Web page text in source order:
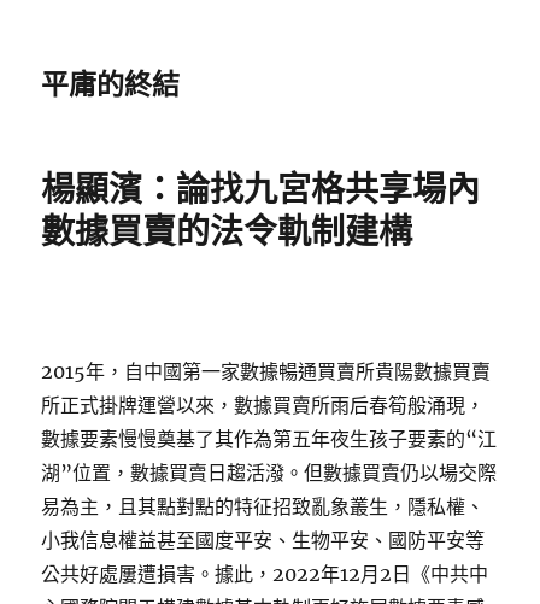
平庸的終結
楊顯濱：論找九宮格共享場內
數據買賣的法令軌制建構
2015年，自中國第一家數據暢通買賣所貴陽數據買賣
所正式掛牌運營以來，數據買賣所雨后春筍般涌現，
數據要素慢慢奠基了其作為第五年夜生孩子要素的“江
湖”位置，數據買賣日趨活潑。但數據買賣仍以場交際
易為主，且其點對點的特征招致亂象叢生，隱私權、
小我信息權益甚至國度平安、生物平安、國防平安等
公共好處屢遭損害。據此，2022年12月2日《中共中